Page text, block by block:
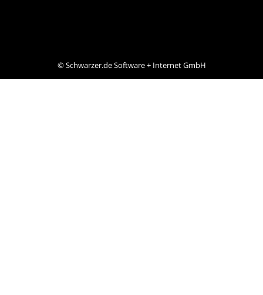
©Schwarzer.de Software + Internet GmbH